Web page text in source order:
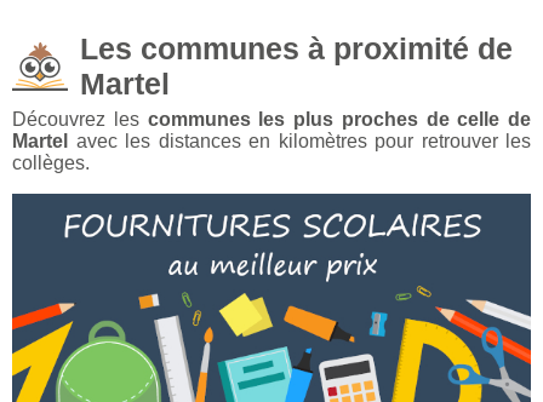
Les communes à proximité de
Martel
Découvrez les communes les plus proches de celle de
Martel
avec les distances en kilomètres pour retrouver les
collèges.